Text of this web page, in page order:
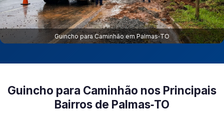
Guincho para Caminhão em Palmas‑TO
Guincho para Caminhão nos Principais
Bairros de Palmas‑TO